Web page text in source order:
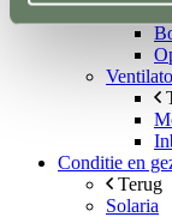
Conditie en
Terug
Solaria